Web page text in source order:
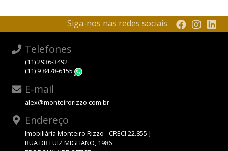
Siga-nos nas redes sociais
Telefones
(11) 2936-3492
(11) 9 8478-6155
E-mail
alex@monteirorizzo.com.br
Endereço
Imobiliária Monteiro Rizzo - CRECI 22.855-J
RUA DR LUIZ MIGLIANO, 1986